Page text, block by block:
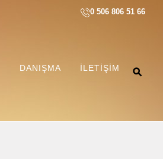
0 506 806 51 66
DANIŞMA İLETIŞIM